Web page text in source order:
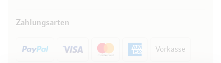
Zahlungsarten
Vorkasse